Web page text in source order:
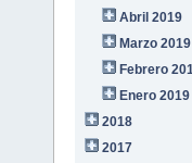
Abril 2019
Marzo 2019
Febrero
Enero 2019
2018
2017